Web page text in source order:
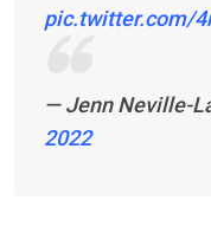
pic.twitter.com/
— Jenn Neville-
2022